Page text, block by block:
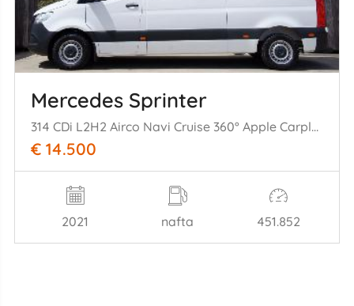
Mercedes Sprinter
314 CDi L2H2 Airco Navi Cruise 360° Apple Carplay 105KW Euro 6
€ 14.500
2021 nafta 451.852